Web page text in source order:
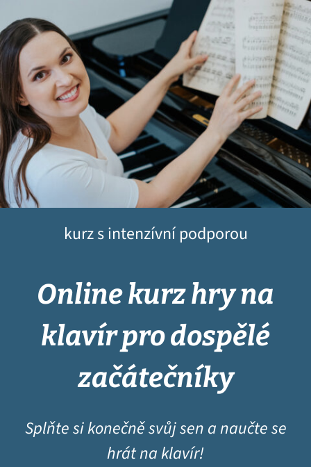
kurz s intenzívní podporou
Online kurz hry na
klavír pro dospělé
začátečníky
Splňte si konečně svůj sen a naučte se
hrát na klavír!